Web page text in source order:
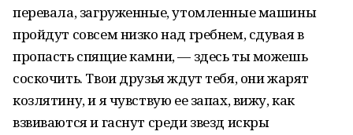
перевала, загруженные, утомленные машины
пройдут совсем низко над гребнем, сдувая в
пропасть спящие камни, — здесь ты можешь
соскочить. Твои друзья ждут тебя, они жарят
козлятину, и я чувствую ее запах, вижу, как
взвиваются и гаснут среди звезд искры